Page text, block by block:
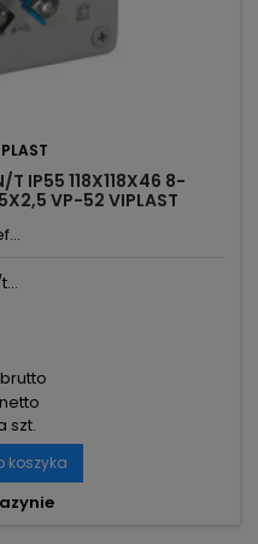
T IP55 118X118X46 8-
VP-52 VIPLAST
brutto
netto
szt.
koszyka